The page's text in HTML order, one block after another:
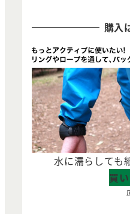
購入
水に濡らしても
買